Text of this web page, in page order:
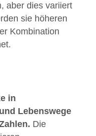
aber dies variiert
sie höheren
Kombination
in
Lebenswege
Die